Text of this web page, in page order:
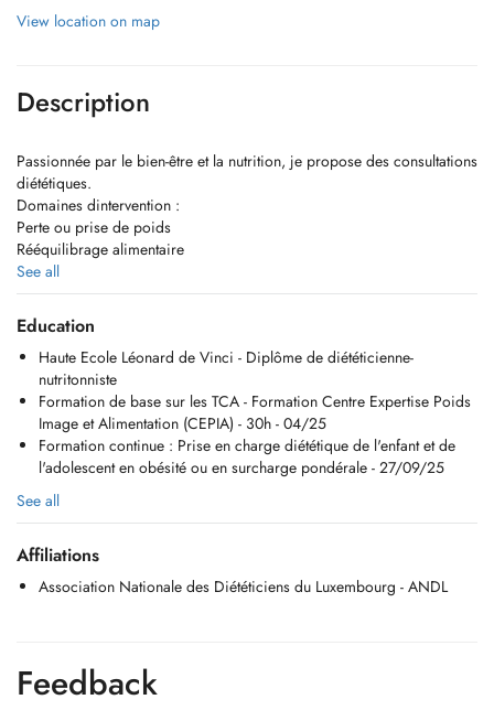
View location on map
Description
Passionnée par le bien-être et la nutrition, je propose des consultations
diététiques.
Domaines dintervention :
Perte ou prise de poids
Rééquilibrage alimentaire
Troubles du comportement alimentaire
Alimentation végétarienne ou végane
Prise de masse, performance sportive
Prédiabète ou diabète
Troubles digestifs : ballonnements, syndrome de lintestin irritable,
Crohn, RCUH
Problèmes cardio-vasculaires
Pathologies rénales
Grossesse et allaitement
Tout autre conseil personnalisé selon votre situation
Faites le premier pas, et nous ferons les suivants ensemble !
See all
Education
Haute Ecole Léonard de Vinci - Diplôme de diététicienne-
nutritonniste
Formation de base sur les TCA - Formation Centre Expertise Poids
Image et Alimentation (CEPIA) - 30h - 04/25
Formation continue : Prise en charge diététique de l'enfant et de
l'adolescent en obésité ou en surcharge pondérale - 27/09/25
See all
Affiliations
Association Nationale des Diététiciens du Luxembourg - ANDL
Feedback